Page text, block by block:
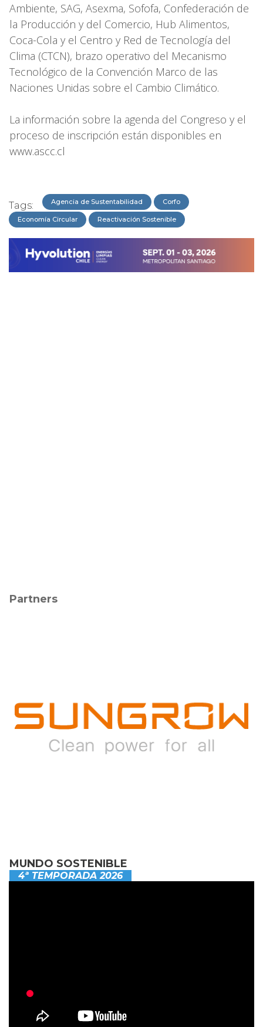
Ambiente, SAG, Asexma, Sofofa, Confederación de
la Producción y del Comercio, Hub Alimentos,
Coca-Cola y el Centro y Red de Tecnología del
Clima (CTCN), brazo operativo del Mecanismo
Tecnológico de la Convención Marco de las
Naciones Unidas sobre el Cambio Climático.
La información sobre la agenda del Congreso y el
proceso de inscripción están disponibles en
www.ascc.cl
Tags: Agencia de Sustentabilidad Corfo
Economía Circular Reactivación Sostenible
Partners
MUNDO SOSTENIBLE
4ª TEMPORADA 2026